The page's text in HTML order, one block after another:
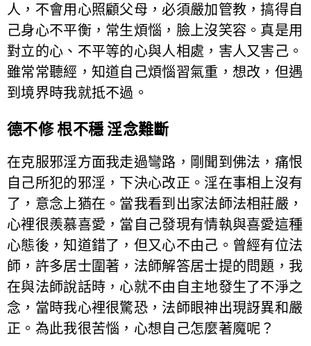
人，不會用心照顧父母，必須嚴加管教，搞得自
己身心不平衡，常生煩惱，臉上沒笑容。真是用
對立的心、不平等的心與人相處，害人又害己。
雖常常聽經，知道自己煩惱習氣重，想改，但遇
到境界時我就抵不過。
德不修 根不穩 淫念難斷
在克服邪淫方面我走過彎路，剛聞到佛法，痛恨
自己所犯的邪淫，下決心改正。淫在事相上沒有
了，意念上猶在。當我看到出家法師法相莊嚴，
心裡很羨慕喜愛，當自己發現有情執與喜愛這種
心態後，知道錯了，但又心不由己。曾經有位法
師，許多居士圍著，法師解答居士提的問題，我
在與法師說話時，心就不由自主地發生了不淨之
念，當時我心裡很驚恐，法師眼神出現訝異和嚴
正。為此我很苦惱，心想自己怎麼著魔呢？